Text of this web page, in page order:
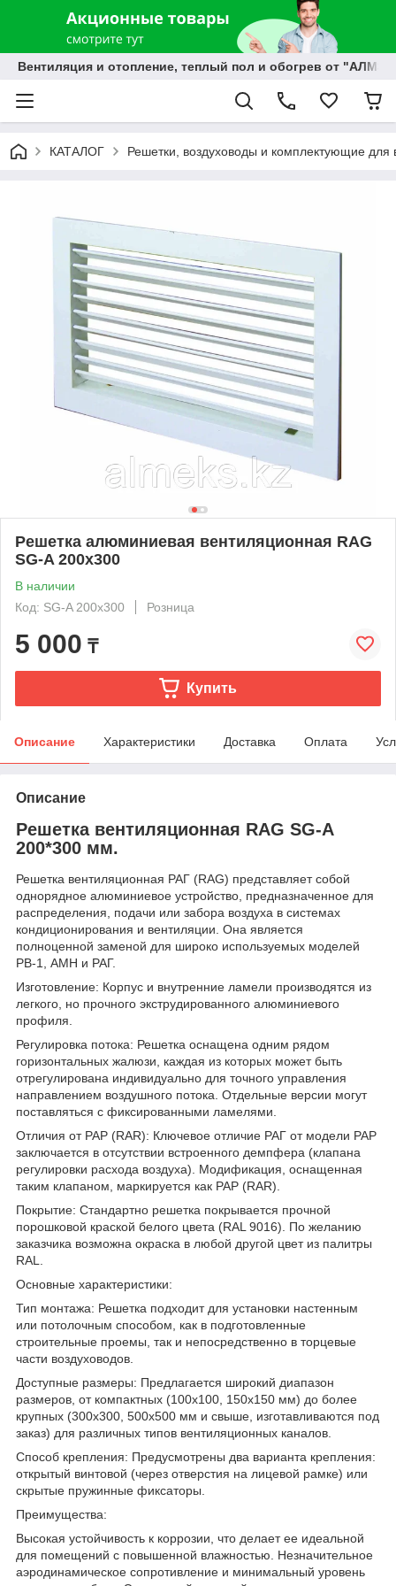
Вентиляция и отопление, теплый пол и обогрев от
КАТАЛОГ Решетки, воздуховоды и комплектующие для
Решетка алюминиевая вентиляционная RAG
SG-A 200х300
В наличии
Код: SG-A 200х300
Розница
5 000 ₸
Купить
Описание Характеристики Доставка Оплата
Описание
Решетка вентиляционная RAG SG-A
200*300 мм.
Решетка вентиляционная РАГ (RAG) представляет собой
однорядное алюминиевое устройство, предназначенное для
распределения, подачи или забора воздуха в системах
кондиционирования и вентиляции. Она является
полноценной заменой для широко используемых моделей
РВ-1, АМН и РАГ.
Изготовление: Корпус и внутренние ламели производятся из
легкого, но прочного экструдированного алюминиевого
профиля.
Регулировка потока: Решетка оснащена одним рядом
горизонтальных жалюзи, каждая из которых может быть
отрегулирована индивидуально для точного управления
направлением воздушного потока. Отдельные версии могут
поставляться с фиксированными ламелями.
Отличия от РАР (RAR): Ключевое отличие РАГ от модели РАР
заключается в отсутствии встроенного демпфера (клапана
регулировки расхода воздуха). Модификация, оснащенная
таким клапаном, маркируется как РАР (RAR).
Покрытие: Стандартно решетка покрывается прочной
порошковой краской белого цвета (RAL 9016). По желанию
заказчика возможна окраска в любой другой цвет из палитры
RAL.
Основные характеристики:
Тип монтажа: Решетка подходит для установки настенным
или потолочным способом, как в подготовленные
строительные проемы, так и непосредственно в торцевые
части воздуховодов.
Доступные размеры: Предлагается широкий диапазон
размеров, от компактных (100х100, 150х150 мм) до более
крупных (300х300, 500х500 мм и свыше, изготавливаются под
заказ) для различных типов вентиляционных каналов.
Способ крепления: Предусмотрены два варианта крепления:
открытый винтовой (через отверстия на лицевой рамке) или
скрытые пружинные фиксаторы.
Преимущества:
Высокая устойчивость к коррозии, что делает ее идеальной
для помещений с повышенной влажностью. Незначительное
аэродинамическое сопротивление и минимальный уровень